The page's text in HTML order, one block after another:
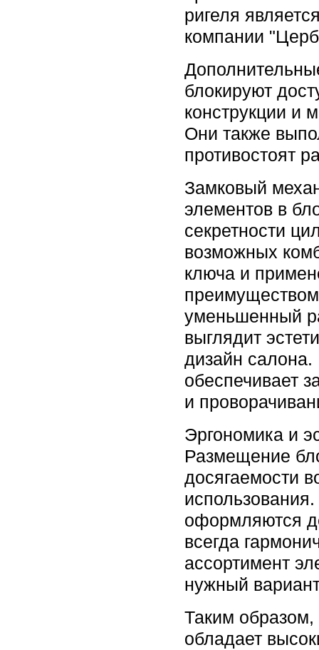
ригеля
компании
блокируют
конструкции и
Они также
противостоят
Замковый
элементов в
секретности
возможных
ключа и
преимуществом
уменьшенный
выглядит
дизайн салона.
обеспечивает
и
Эргономика и
Размещение
досягаемости
оформляются
всегда
ассортимент
нужный
Таким образом,
обладает